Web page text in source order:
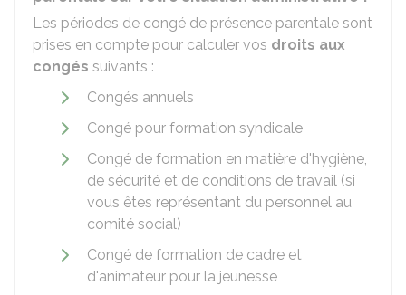
Les périodes de congé de présence parentale sont
prises en compte pour calculer vos droits aux
congés suivants :
Congés annuels
Congé pour formation syndicale
Congé de formation en matière d'hygiène,
de sécurité et de conditions de travail (si
vous êtes représentant du personnel au
comité social)
Congé de formation de cadre et
d'animateur pour la jeunesse